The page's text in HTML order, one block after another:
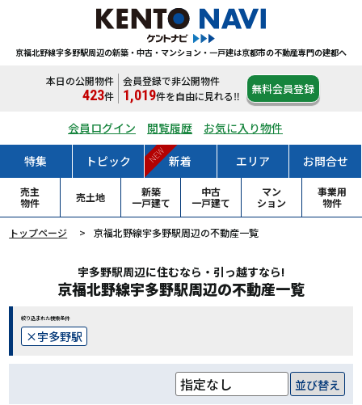
京福北野線宇多野駅周辺の新築・中古・マンション・一戸建は京都市の不動産専門の建都へ
本日の公開物件
423件
会員登録で非公開物件
1,019件を自由に見れる‼ 無料会員登録
会員ログイン 閲覧履歴 お気に入り物件
特集 トピック 新着
NEW エリア お問合せ
売主
物件
売土地
新築
一戸建て
中古
一戸建て
マン
ション
事業用
物件
トップページ 京福北野線宇多野駅周辺の不動産一覧
宇多野駅周辺に住むなら・引っ越すなら!
京福北野線宇多野駅周辺の不動産一覧
絞り込まれた検索条件
宇多野駅
並び替え